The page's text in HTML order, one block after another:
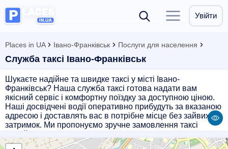
Увійти
Places in UA Івано-Франківськ Послуги для населення
Служба таксі Івано-Франківськ
Шукаєте надійне та швидке таксі у місті Івано-
Франківськ? Наша служба таксі готова надати вам
якісний сервіс і комфортну поїздку за доступною ціною.
Наші досвідчені водії оперативно прибудуть за вказаною
адресою і доставлять вас в потрібне місце без зайвих
затримок. Ми пропонуємо зручне замовлення таксі
телефоні, що значно спрощує процес організації поїздки.